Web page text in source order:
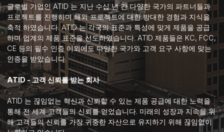
글로벌 기업인 ATID 는 지난 수십 년 간 다양한 국가의 파트너들과
프로젝트를 진행하며 해외 프로젝트에 대한 방대한 경험과 지식을
축적 하였습니다. ATID 는 각국의 표준과 특성에 맞게 제품을 공급
하며 업계의 제품 표준을 선도하였습니다. ATID 제품들은 KC, FCC,
CE 등의 필수 인증 이외에도 다양한 국가와 고객 요구 사항에 맞는
인증을 받았습니다.
ATID - 고객 신뢰를 받는 회사
ATID 는 끊임없는 혁신과 신뢰할 수 있는 제품 공급에 대한 노력을
통해 전 세계 고객들의 신뢰를 얻었습니다. 미래의 성장과 지속을 위
해 고객들의 신뢰를 가장 귀중한 자산으로 유지하기 위해 끊임없이